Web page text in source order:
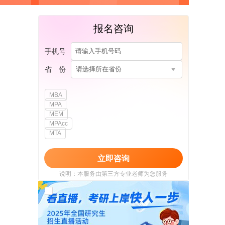
报名咨询
手机号
省 份 请选择所在省份
MBA
MPA
MEM
MPAcc
MTA
立即咨询
说明：本服务由第三方专业老师为您服务
我已阅读并同意 《用户政策》
《用户服务
使用协议》